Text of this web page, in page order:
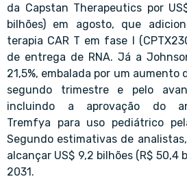
da Capstan Therapeutics por
bilhões) em agosto, que
terapia CAR T em fase I
de entrega de RNA. Já a
21,5%, embalada por um aumento
segundo trimestre e pelo
incluindo a aprovação do
Tremfya para uso pediátrico
Segundo estimativas de
alcançar US$ 9,2 bilhões (R$ 50,4
2031.